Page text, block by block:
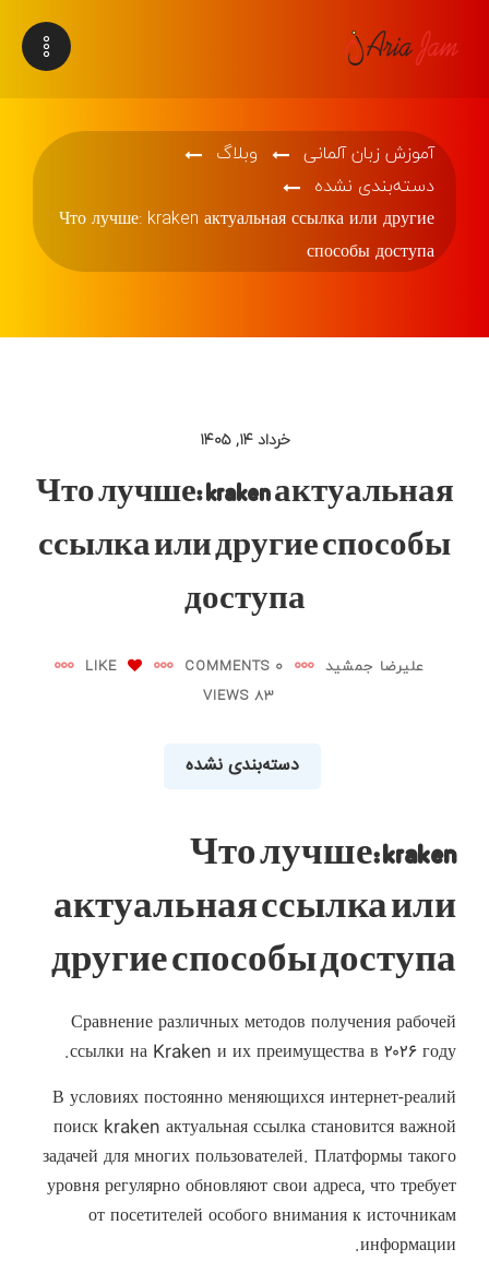
آموزش زبان آلمانی
وبلاگ
دسته‌بندی نشده
Что лучше: kraken актуальная ссылка или другие
способы доступа
خرداد ۱۴, ۱۴۰۵
Что лучше: kraken актуальная
ссылка или другие способы
доступа
علیرضا جمشید 0 COMMENTS
LIKE
83 VIEWS
دسته‌بندی نشده
Что лучше: kraken
актуальная ссылка или
другие способы доступа
Сравнение различных методов получения рабочей
ссылки на Kraken и их преимущества в ۲۰۲۶ году.
В условиях постоянно меняющихся интернет-реалий
поиск kraken актуальная ссылка становится важной
задачей для многих пользователей. Платформы такого
уровня регулярно обновляют свои адреса, что требует
от посетителей особого внимания к источникам
информации.